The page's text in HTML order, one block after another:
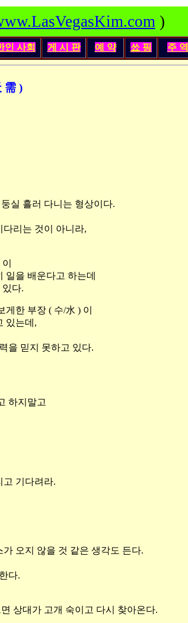
)
인 사회 게 시 판 예 약 쑈 핑 주 역
需 )
실 흘러 다니는 형상이다.
다리는 것이 아니라,
일을 배운다고 하는데
다.
한 부장 ( 수/水 ) 이
있는데,
을 믿지 못하고 있다.
하지말고
고 기다려라.
오지 않을 것 같은 생각도 든다.
다.
상대가 고개 숙이고 다시 찾아온다.